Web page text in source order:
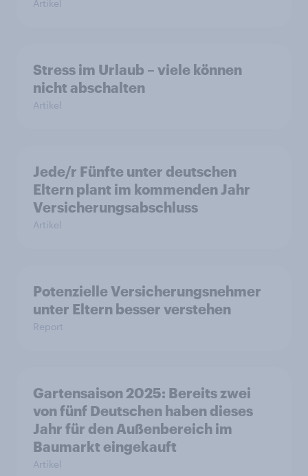
Artikel
Stress im Urlaub – viele können
nicht abschalten
Artikel
Jede/r Fünfte unter deutschen
Eltern plant im kommenden Jahr
Versicherungsabschluss
Artikel
Potenzielle Versicherungsnehmer
unter Eltern besser verstehen
Report
Gartensaison 2025: Bereits zwei
von fünf Deutschen haben dieses
Jahr für den Außenbereich im
Baumarkt eingekauft
Artikel